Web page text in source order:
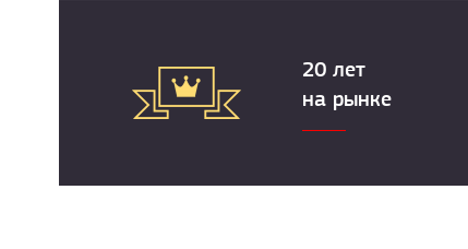
20 лет
на рынке